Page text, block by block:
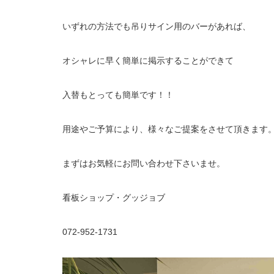
いずれの方法でも吊りサイン用のバーがあれば、
オシャレに早く簡単に掲示することができて
入替もとっても簡単です！！
用途やご予算により、様々なご提案をさせて頂きます
まずはお気軽にお問い合わせ下さいませ。
看板ショップ・グッジョブ
072-952-1731